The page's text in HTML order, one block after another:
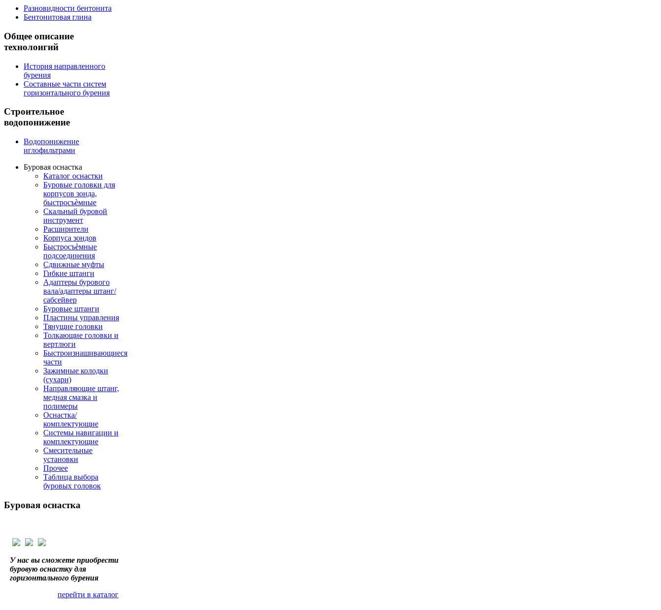
Разновидности бентонита
Бентонитовая глина
Общее описание
технолоигий
История направленного
бурения
Составные части систем
горизонтального бурения
Строительное
водопонижение
Водопонижение
иглофильтрами
Буровая оснастка
Каталог оснастки
Буровые головки для
корпусов зонда,
быстросъѐмные
Скальный буровой
инструмент
Расширители
Корпуса зондов
Быстросъѐмные
подсоединения
Сдвижные муфты
Гибкие штанги
Адаптеры бурового
вала/адаптеры штанг/
сабсейвер
Буровые штанги
Пластины управления
Тянущие головки
Толкающие головки и
вертлюги
Быстроизнашивающиеся
части
Зажимные колодки
(сухари)
Направляющие штанг,
медная смазка и
полимеры
Оснастка/
комплектующие
Системы навигации и
комплектующие
Смесительные
установки
Прочее
Таблица выбора
буровых головок
Буровая оснастка
У нас вы сможете приобрести
буровую оснастку для
горизонтального бурения
перейти в каталог